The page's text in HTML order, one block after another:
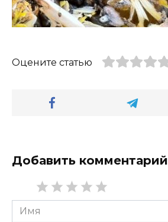
Оцените статью
Добавить комментарий
Имя